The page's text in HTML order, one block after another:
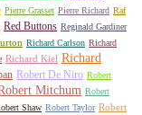
Pierre Grasset Pierre Richard Raf
Red Buttons Reginald Gardiner
Richard Carlson Richard
Richard Kiel Richard
Robert De Niro Robert
Mitchum Robert
Shaw Robert Taylor Robert